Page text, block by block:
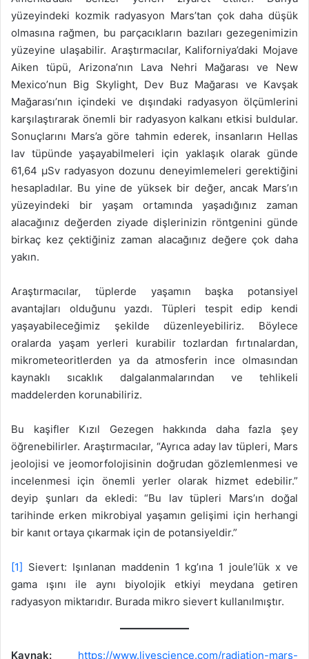
yüzeyindeki kozmik radyasyon Mars’tan çok daha düşük
olmasına rağmen, bu parçacıkların bazıları gezegenimizin
yüzeyine ulaşabilir. Araştırmacılar, Kaliforniya’daki Mojave
Aiken tüpü, Arizona’nın Lava Nehri Mağarası ve New
Mexico’nun Big Skylight, Dev Buz Mağarası ve Kavşak
Mağarası’nın içindeki ve dışındaki radyasyon ölçümlerini
karşılaştırarak önemli bir radyasyon kalkanı etkisi buldular.
Sonuçlarını Mars’a göre tahmin ederek, insanların Hellas
lav tüpünde yaşayabilmeleri için yaklaşık olarak günde
61,64 μSv radyasyon dozunu deneyimlemeleri gerektiğini
hesapladılar. Bu yine de yüksek bir değer, ancak Mars’ın
yüzeyindeki bir yaşam ortamında yaşadığınız zaman
alacağınız değerden ziyade dişlerinizin röntgenini günde
birkaç kez çektiğiniz zaman alacağınız değere çok daha
yakın.
Araştırmacılar, tüplerde yaşamın başka potansiyel
avantajları olduğunu yazdı. Tüpleri tespit edip kendi
yaşayabileceğimiz şekilde düzenleyebiliriz. Böylece
oralarda yaşam yerleri kurabilir tozlardan fırtınalardan,
mikrometeoritlerden ya da atmosferin ince olmasından
kaynaklı sıcaklık dalgalanmalarından ve tehlikeli
maddelerden korunabiliriz.
Bu kaşifler Kızıl Gezegen hakkında daha fazla şey
öğrenebilirler. Araştırmacılar, “Ayrıca aday lav tüpleri, Mars
jeolojisi ve jeomorfolojisinin doğrudan gözlemlenmesi ve
incelenmesi için önemli yerler olarak hizmet edebilir.”
deyip şunları da ekledi: “Bu lav tüpleri Mars’ın doğal
tarihinde erken mikrobiyal yaşamın gelişimi için herhangi
bir kanıt ortaya çıkarmak için de potansiyeldir.”
[1] Sievert: Işınlanan maddenin 1 kg’ına 1 joule’lük x ve
gama ışını ile aynı biyolojik etkiyi meydana getiren
radyasyon miktarıdır. Burada mikro sievert kullanılmıştır.
Kaynak: https://www.livescience.com/radiation-mars-